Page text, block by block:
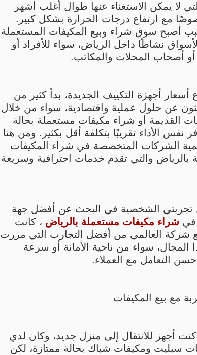
لا يمكن الاستغناء عنها طوال أغلب أشهر
مع ارتفاع درجات الحرارة بشكل كبير.
أصبح سوق شراء وبيع المكيفات المستعملة
نشاطًا داخل الرياض، سواء للأفراد أو
أصحاب المحلات والمكاتب.
أسعار أجهزة التكييف الجديدة، بدأ كثير من
عن حلول عملية واقتصادية، سواء من خلال
القديمة أو شراء مكيفات مستعملة بحالة
نفس الأداء تقريبًا بتكلفة أقل بكثير. ومن هنا
الشركات المتخصصة في شراء المكيفات
بالرياض والتي تقدم خدمات احترافية وسريعة
تجربتي الشخصية في البحث عن أفضل جهة
شراء مكيفات مستعملة بالرياض ، كانت
شركة العالمي من أفضل التجارب التي مررت
المجال، سواء من ناحية الأمانة أو سرعة
حسن التعامل مع العملاء.
مع بيع المكيفات
أجهز للانتقال إلى منزل جديد، وكان لدي
سبليت ومكيفات شباك بحالة ممتازة، لكن